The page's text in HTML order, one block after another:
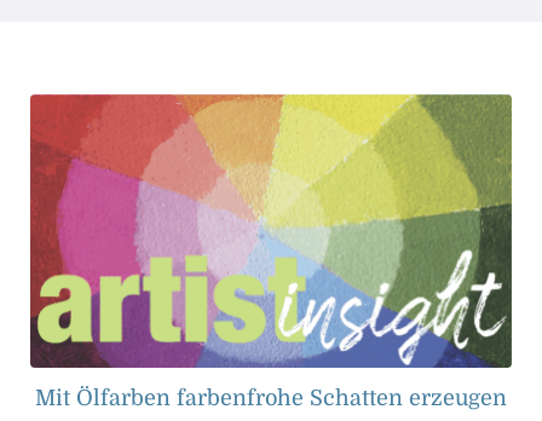
Veranstaltungen
Blog
Ressourcen
Händler finden
Mit Ölfarben farbenfrohe Schatten erzeugen